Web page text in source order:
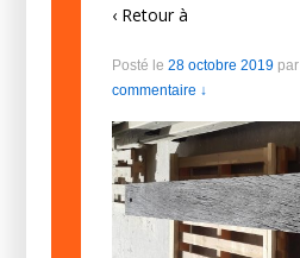
‹ Retour à
Posté le 28 octobre 2019par
commentaire ↓